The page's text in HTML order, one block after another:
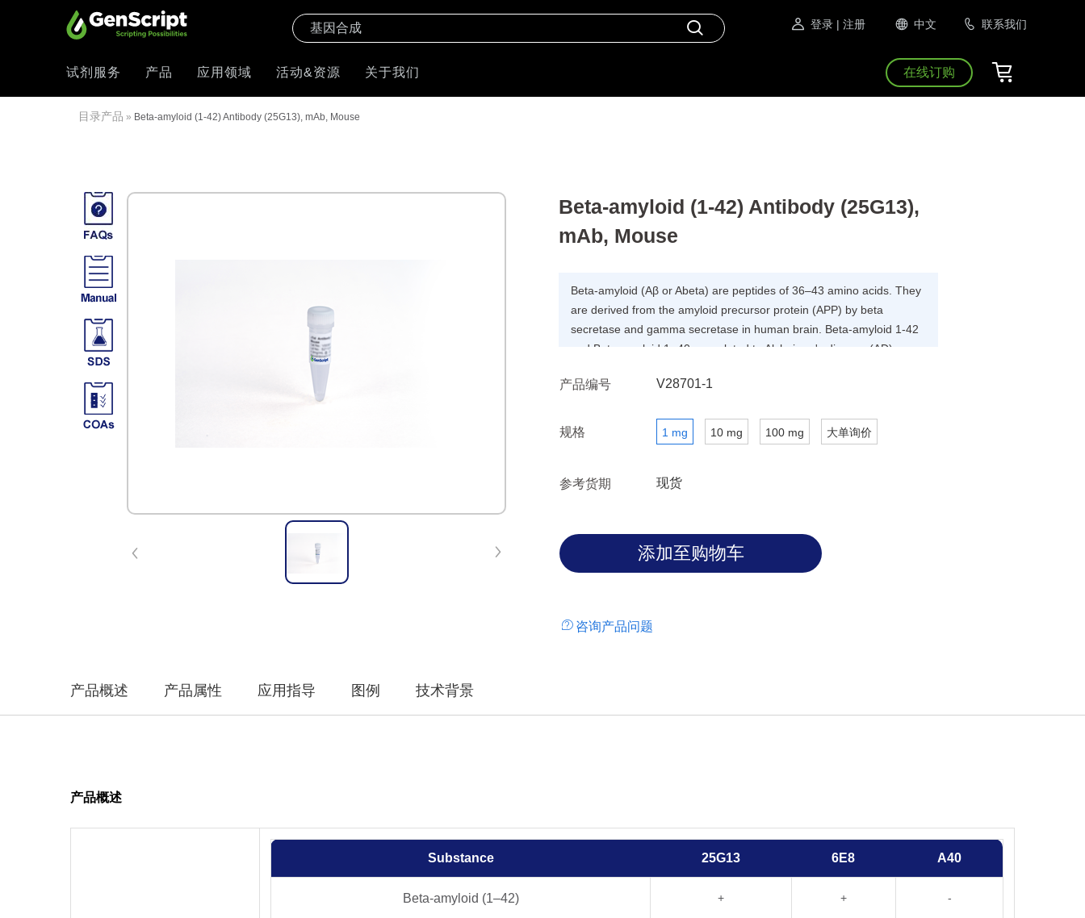
登录 | 注册 中文 联系我们
试剂服务 产品 应用领域 活动&资源 关于我们 在线订购
目录产品 » Beta-amyloid (1-42) Antibody (25G13), mAb, Mouse
Beta-amyloid (1-42) Antibody (25G13),
mAb, Mouse
Beta-amyloid (Aβ or Abeta) are peptides of 36–43 amino acids. They
are derived from the amyloid precursor protein (APP) by beta
secretase and gamma secretase in human brain. Beta-amyloid 1-42
and Beta-amyloid 1- 40 are related to Alzheimer's disease (AD).
产品编号 V28701-1
规格 1 mg 10 mg 100 mg 大单询价
参考货期 现货
咨询产品问题
产品概述 产品属性 应用指导 图例 技术背景
产品概述
Substance 25G13 6E8 A40
Beta-amyloid (1–42) + + -